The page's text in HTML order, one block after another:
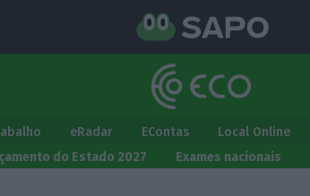
eRadar EContas Local Online
do Estado 2027 Exames nacionais